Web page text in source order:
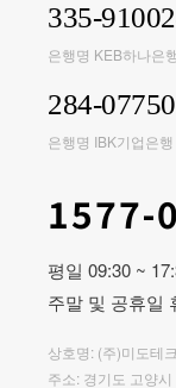
335-
은행명 KEB하나은
284-
은행명 IBK기업은
1577-
평일 09:30 ~
주말 및 공휴일
상호명: (주)미도테크
주소: 경기도 고양